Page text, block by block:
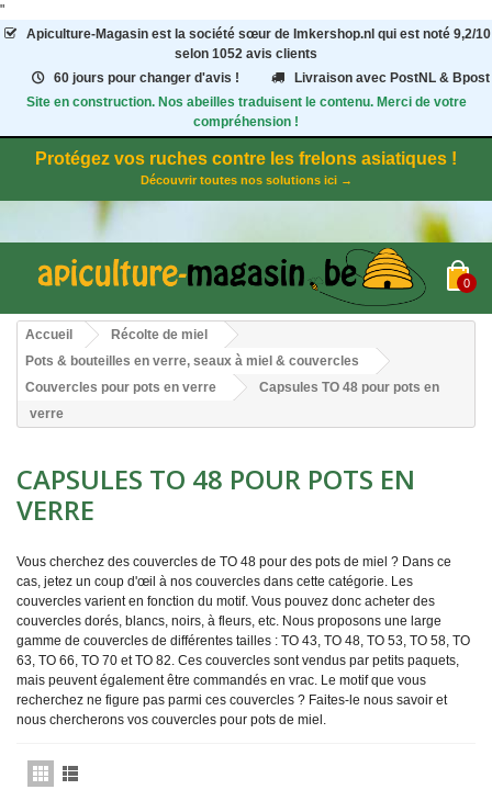
"
Apiculture-Magasinest la société sœur de Imkershop.nl qui est noté 9,2/10
selon 1052 avis clients
60 jours pour changer d'avis !
Livraison avec PostNL & Bpost
Site en construction. Nos abeilles traduisent le contenu. Merci de votre
compréhension !
Protégez vos ruches contre les frelons asiatiques !
Découvrir toutes nos solutions ici →
0
Accueil
Récolte de miel
Pots & bouteilles en verre, seaux à miel & couvercles
Couvercles pour pots en verre
Capsules TO 48 pour pots en
verre
CAPSULES TO 48 POUR POTS EN
VERRE
Vous cherchez des couvercles de TO 48 pour des pots de miel ? Dans ce
cas, jetez un coup d'œil à nos couvercles dans cette catégorie. Les
couvercles varient en fonction du motif. Vous pouvez donc acheter des
couvercles dorés, blancs, noirs, à fleurs, etc. Nous proposons une large
gamme de couvercles de différentes tailles : TO 43, TO 48, TO 53, TO 58, TO
63, TO 66, TO 70 et TO 82. Ces couvercles sont vendus par petits paquets,
mais peuvent également être commandés en vrac. Le motif que vous
recherchez ne figure pas parmi ces couvercles ? Faites-le nous savoir et
nous chercherons vos couvercles pour pots de miel.